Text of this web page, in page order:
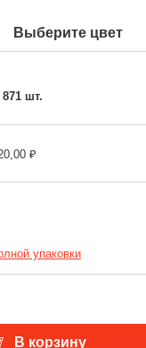
Telegram
Одноклассники
Выберите цвет
871 шт.
₽
упаковки
В корзину